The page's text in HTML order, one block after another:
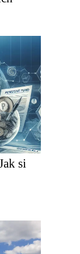
si